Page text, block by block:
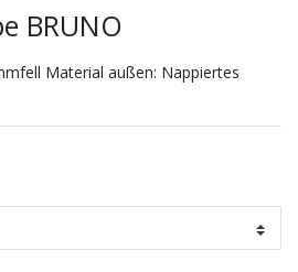
BRUNO
Material außen: Nappiertes